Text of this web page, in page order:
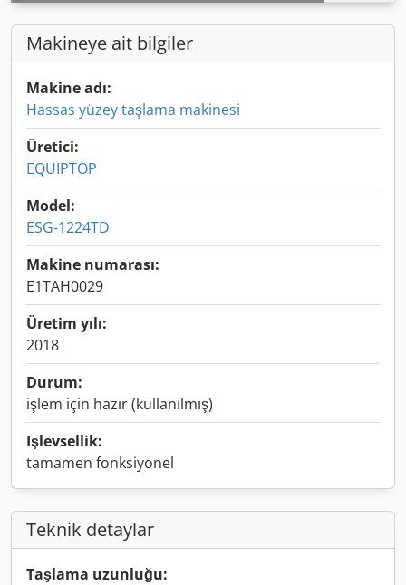
Makineye ait bilgiler
Makine adı:
Hassas yüzey taşlama makinesi
Üretici:
EQUIPTOP
Model:
ESG-1224TD
Makine numarası:
E1TAH0029
Üretim yılı:
2018
Durum:
işlem için hazır (kullanılmış)
Işlevsellik:
tamamen fonksiyonel
Teknik detaylar
Taşlama uzunluğu: